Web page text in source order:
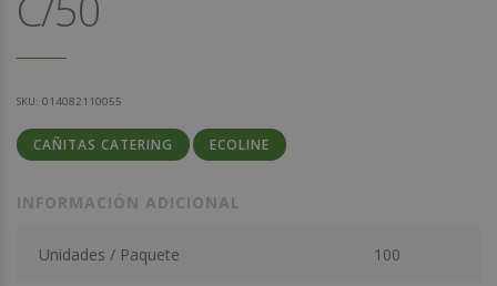
SKU: 014082110055
CAÑITAS CATERING ECOLINE
INFORMACIÓN ADICIONAL
Unidades / Paquete 100